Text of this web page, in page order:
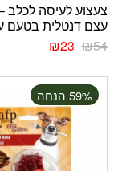
צעצוע לעיסה לכלב
עצם דנטלית בטעם
₪54
₪23
‫59% הנחה